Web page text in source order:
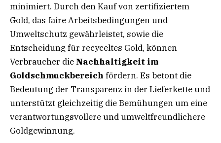
minimiert. Durch den Kauf von zertifiziertem
Gold, das faire Arbeitsbedingungen und
Umweltschutz gewährleistet, sowie die
Entscheidung für recyceltes Gold, können
Verbraucher die Nachhaltigkeit im
Goldschmuckbereich fördern. Es betont die
Bedeutung der Transparenz in der Lieferkette und
unterstützt gleichzeitig die Bemühungen um eine
verantwortungsvollere und umweltfreundlichere
Goldgewinnung.